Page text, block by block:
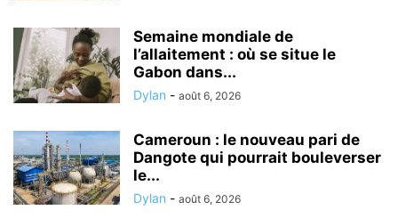
Semaine mondiale de
l’allaitement : où se situe le
Gabon dans...
Dylan - août 6, 2026
Cameroun : le nouveau pari de
Dangote qui pourrait bouleverser
le...
Dylan - août 6, 2026